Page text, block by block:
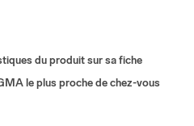
du produit sur sa fiche
le plus proche de chez-vous